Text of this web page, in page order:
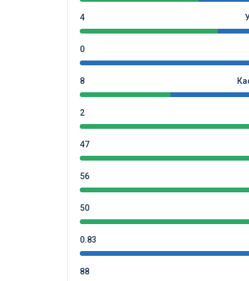
4
0
8
2
47
56
50
0.83
88